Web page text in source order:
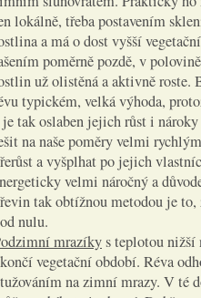
lokálně, třeba postavením
a má o dost vyšší
poměrně pozdě, v
už olistěná a aktivně roste.
typickém, velká výhoda,
je tak oslaben jejich růst i
na naše poměry velmi
a vyšplhat po jejich
velmi náročný a
tak obtížnou metodou je
nulu.
mrazíkys teplotou nižší
vegetační období. Réva
na zimní mrazy. V té